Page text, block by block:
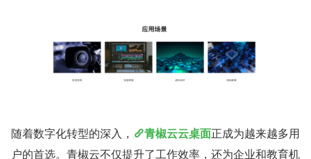
随着数字化转型的深入， 青椒云云桌面正成为越来越多用
户的首选。青椒云不仅提升了工作效率，还为企业和教育机